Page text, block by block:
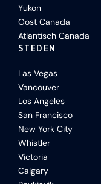
Yukon
Oost Canada
Atlantisch Canada
STEDEN
Las Vegas
Vancouver
Los Angeles
San Francisco
New York City
Whistler
Victoria
Calgary